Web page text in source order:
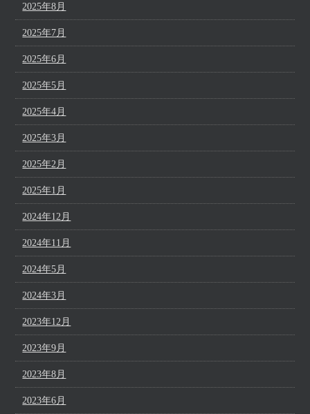
2025年8月
2025年7月
2025年6月
2025年5月
2025年4月
2025年3月
2025年2月
2025年1月
2024年12月
2024年11月
2024年5月
2024年3月
2023年12月
2023年9月
2023年8月
2023年6月